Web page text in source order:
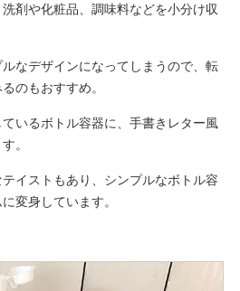
剤や化粧品、調味料などを小分け収
なデザインになってしまうので、転
のもおすすめ。
いるボトル容器に、手書きレター風
。
イストもあり、シンプルなボトル容
変身しています。